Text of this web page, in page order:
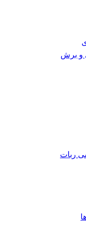
و برش
ربات